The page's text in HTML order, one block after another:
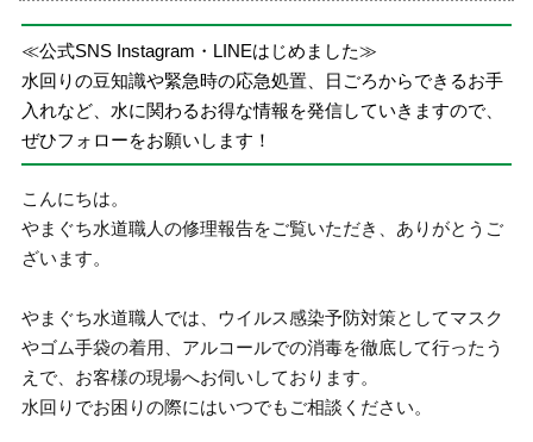
≪公式SNS Instagram・LINEはじめました≫
水回りの豆知識や緊急時の応急処置、日ごろからできるお手
入れなど、水に関わるお得な情報を発信していきますので、
ぜひフォローをお願いします！
こんにちは。
やまぐち水道職人の修理報告をご覧いただき、ありがとうご
ざいます。
やまぐち水道職人では、ウイルス感染予防対策としてマスク
やゴム手袋の着用、アルコールでの消毒を徹底して行ったう
えで、お客様の現場へお伺いしております。
水回りでお困りの際にはいつでもご相談ください。